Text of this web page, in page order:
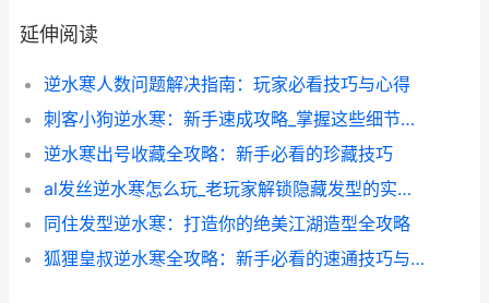
延伸阅读
逆水寒人数问题解决指南：玩家必看技巧与心得
刺客小狗逆水寒：新手速成攻略_掌握这些细节轻松制霸江湖
逆水寒出号收藏全攻略：新手必看的珍藏技巧
al发丝逆水寒怎么玩_老玩家解锁隐藏发型的实战心得
同住发型逆水寒：打造你的绝美江湖造型全攻略
狐狸皇叔逆水寒全攻略：新手必看的速通技巧与隐藏玩法